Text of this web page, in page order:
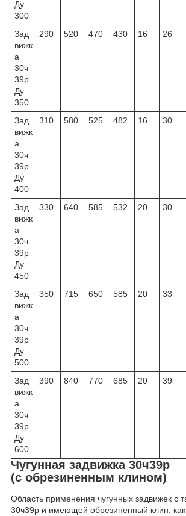
Ду
300
Зад
вижк
а
30ч
39р
Ду
350
290 520 470 430 16 26
Зад
вижк
а
30ч
39р
Ду
400
310 580 525 482 16 30
Зад
вижк
а
30ч
39р
Ду
450
330 640 585 532 20 30
Зад
вижк
а
30ч
39р
Ду
500
350 715 650 585 20 33
Зад
вижк
а
30ч
39р
Ду
600
390 840 770 685 20 39
Чугунная задвижка 30ч39р
(с обрезиненным клином)
Область применения чугунных задвижек с
30ч39р и имеющей обрезиненный клин, как